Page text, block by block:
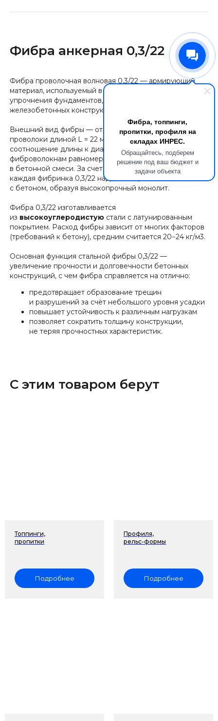
Фибра, топпинги,
пропитки, профиля на
складах ИНРЕС.
Обращайтесь, подберем
решение под ваш бюджет и
задачи объекта
Фибра анкерная 0,3/22
Фибра проволочная волновая 0,3/22 — армирующий
материал, используемый в строительстве для
упрочнения фундаментов, стен, колонн и других
железобетонных конструкций.
Внешний вид фибры — отрезки металлической
проволоки длиной L = 22 мм и диаметром D = 0,3 м. Это
соотношение длины к диаметру дает возможность
фиброволокнам равномерно распределятся
в бетонной смеси. За счет особой волновой геометрии
каждая фибринка 0,3/22 надежно сцепляется
с бетоном, образуя высокопрочный монолит.
Фибра 0,3/22 изготавливается
из высокоуглеродистую стали с латунированным
покрытием. Расход фибры зависит от многих факторов
(требований к бетону), средним считается 20−24 кг/м3.
Основная функция стальной фибры 0,3/22 —
увеличение прочности и долговечности бетонных
конструкций, с чем фибра справляется на отлично:
предотвращает образование трещин
и разрушений за счёт небольшого уровня усадки
повышает устойчивость к различным нагрузкам
позволяет сократить толщину конструкции,
не теряя прочностных характеристик.
С этим товаром берут
Топпинги,
пропитки
Подробнее
Профиля,
рельс-формы
Подробнее